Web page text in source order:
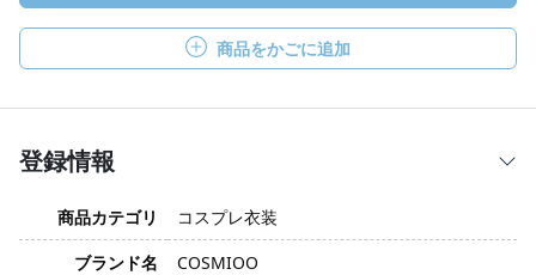
商品をかごに追加
登録情報
商品カテゴリ
コスプレ衣装
ブランド名
COSMIOO